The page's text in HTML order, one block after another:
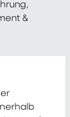
&